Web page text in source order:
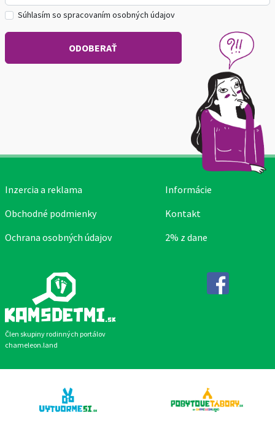
Súhlasím so spracovaním osobných údajov
Člen skupiny rodinných portálov
chameleon.land
Inzercia a reklama
Obchodné podmienky
Ochrana osobných údajov
Informácie
Kontakt
2% z dane